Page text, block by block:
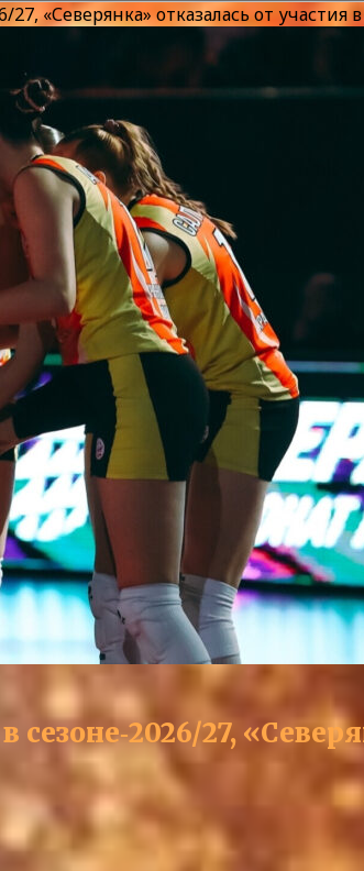
«Северянка» отказалась от участия
27,